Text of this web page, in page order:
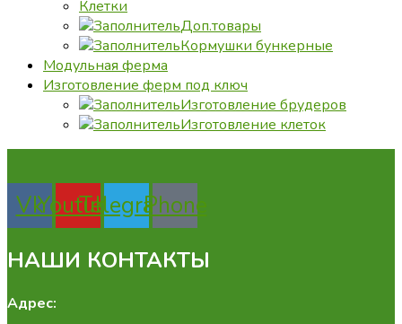
Клетки
Доп.товары
Кормушки бункерные
Модульная ферма
Изготовление ферм под ключ
Изготовление брудеров
Изготовление клеток
VkYoutubeTelegramPhone
НАШИ КОНТАКТЫ
Адрес: